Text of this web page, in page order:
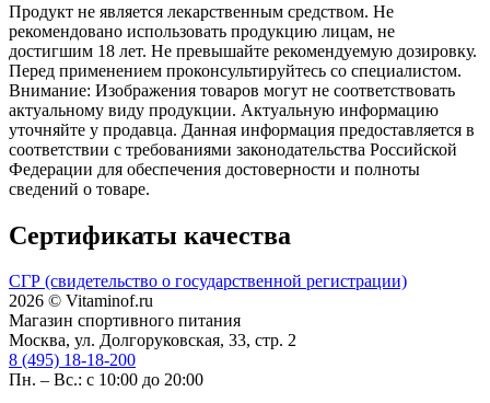
Продукт не является лекарственным средством. Не
рекомендовано использовать продукцию лицам, не
достигшим 18 лет. Не превышайте рекомендуемую дозировку.
Перед применением проконсультируйтесь со специалистом.
Внимание: Изображения товаров могут не соответствовать
актуальному виду продукции. Актуальную информацию
уточняйте у продавца. Данная информация предоставляется в
соответствии с требованиями законодательства Российской
Федерации для обеспечения достоверности и полноты
сведений о товаре.
Сертификаты качества
СГР (свидетельство о государственной регистрации)
2026 © Vitaminof.ru
Магазин спортивного питания
Москва, ул. Долгоруковская, 33, стр. 2
8 (495) 18-18-200
Пн. – Вс.: с 10:00 до 20:00